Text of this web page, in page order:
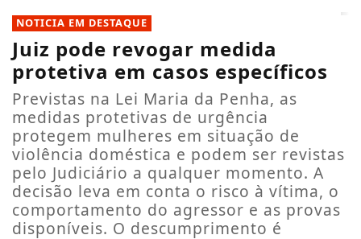
NOTICIA EM DESTAQUE
Juiz pode revogar medida
protetiva em casos específicos
Previstas na Lei Maria da Penha, as
medidas protetivas de urgência
protegem mulheres em situação de
violência doméstica e podem ser revistas
pelo Judiciário a qualquer momento. A
decisão leva em conta o risco à vítima, o
comportamento do agressor e as provas
disponíveis. O descumprimento é